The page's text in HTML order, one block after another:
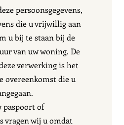
persoonsgegevens,
die u vrijwillig aan
u bij te staan bij de
van uw woning. De
verwerking is het
overeenkomst die u
paspoort of
vragen wij u omdat